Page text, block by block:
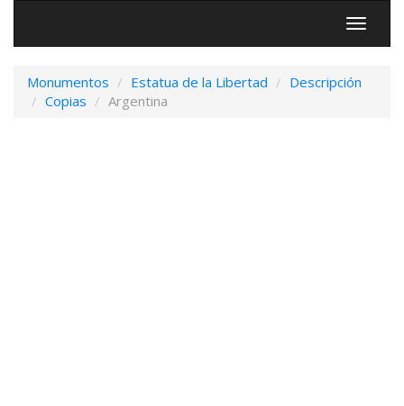
menú
Monumentos Estatua de la Libertad
Descripción
Copias
Argentina